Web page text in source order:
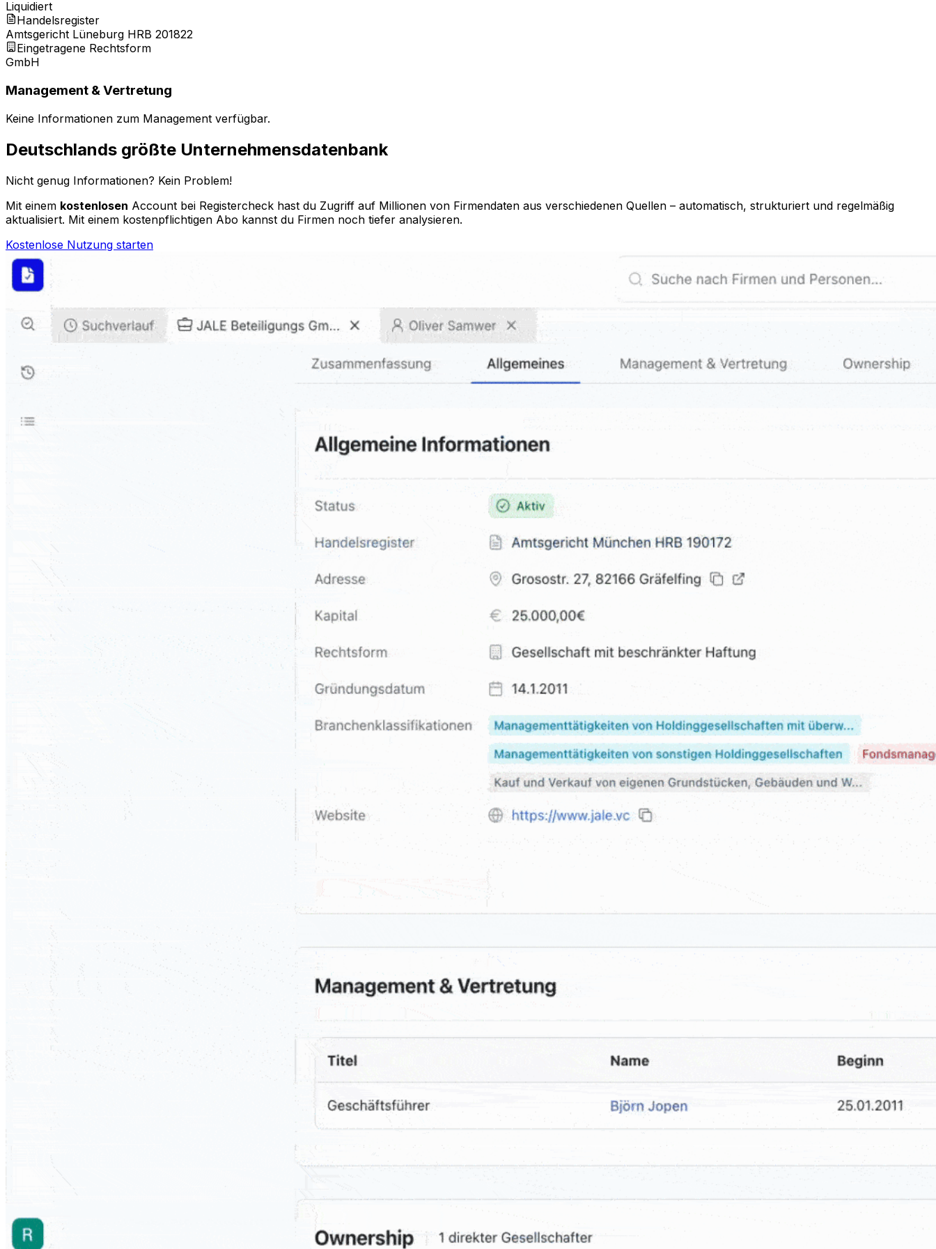
Liquidiert
Handelsregister
Amtsgericht Lüneburg HRB 201822
Eingetragene Rechtsform
GmbH
Management & Vertretung
Keine Informationen zum Management verfügbar.
Deutschlands größte Unternehmensdatenbank
Nicht genug Informationen? Kein Problem!
Mit einem kostenlosen Account bei Registercheck hast du Zugriff auf Millionen von Firmendaten aus verschiedenen Quellen – automatisch, strukturiert und regelmäßig
aktualisiert. Mit einem kostenpflichtigen Abo kannst du Firmen noch tiefer analysieren.
Kostenlose Nutzung starten